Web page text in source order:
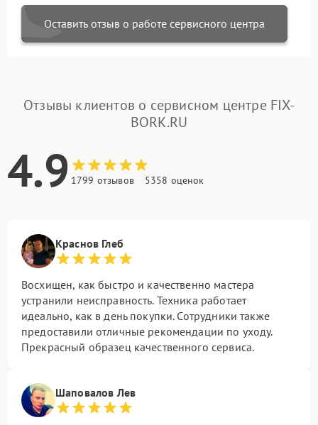
Оставить отзыв о работе сервисного центра
Отзывы клиентов о сервисном центре FIX-
BORK.RU
4.9 1799 отзывов 5358 оценок
Краснов Глеб
Восхищен, как быстро и качественно мастера
устранили неисправность. Техника работает
идеально, как в день покупки. Сотрудники также
предоставили отличные рекомендации по уходу.
Прекрасный образец качественного сервиса.
Шаповалов Лев